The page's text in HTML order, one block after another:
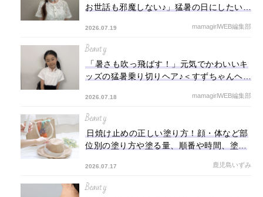
お世話も邪魔しない♪」猛暑の日にしたいお
ンジ講座＞
2026.07.19 mamagirlWEB編集部
Beauty
「暑さも吹っ飛ばす！」元気でかわいいキ
ッズの猛暑乗り切りヘア♪＜すずちゃんヘア
2026.07.18 mamagirlWEB編集部
Beauty
日焼け止めの正しい塗り方！顔・体など部
位別の塗り方や塗る量、順番や時間、塗り
2026.07.17 鹿児島いずみ
Beauty